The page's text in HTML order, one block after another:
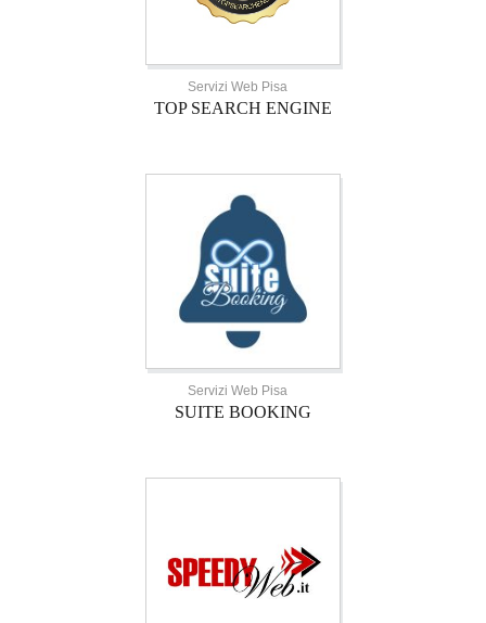
Servizi Web Pisa
TOP SEARCH ENGINE
Servizi Web Pisa
SUITE BOOKING